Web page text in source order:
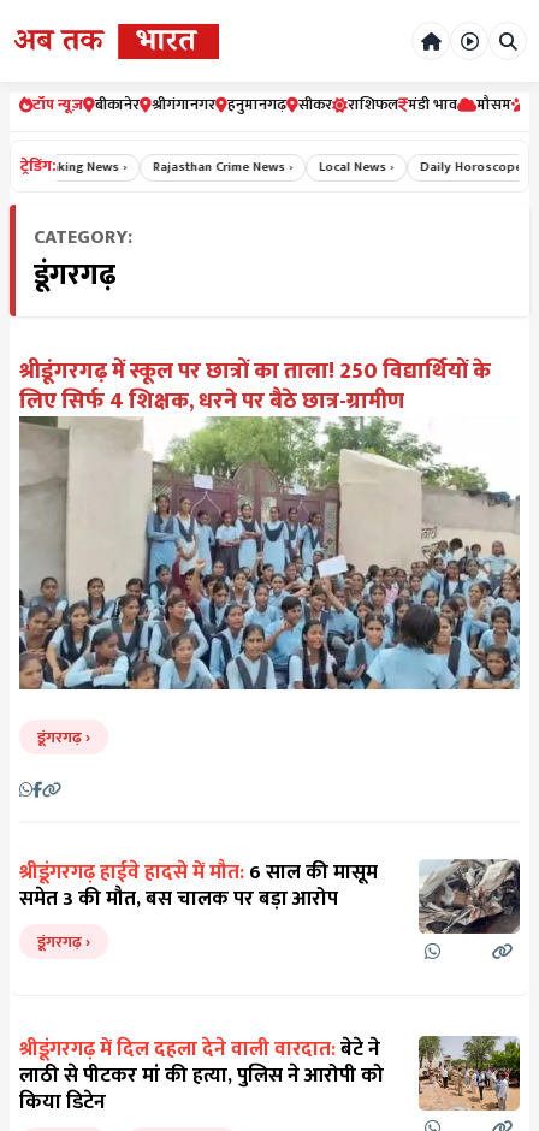
टॉप न्यूज़ बीकानेर श्रीगंगानगर हनुमानगढ़ सीकर राशिफल मंडी भाव मौसम
ट्रेडिंग:
Breaking News › Rajasthan Crime News › Local News › Daily Horoscope
CATEGORY:
डूंगरगढ़
श्रीडूंगरगढ़ में स्कूल पर छात्रों का ताला! 250 विद्यार्थियों के
लिए सिर्फ 4 शिक्षक, धरने पर बैठे छात्र-ग्रामीण
डूंगरगढ़
श्रीडूंगरगढ़ हाईवे हादसे में मौत:6 साल की मासूम
समेत 3 की मौत, बस चालक पर बड़ा आरोप
डूंगरगढ़
श्रीडूंगरगढ़ में दिल दहला देने वाली वारदात:बेटे ने
लाठी से पीटकर मां की हत्या, पुलिस ने आरोपी को
किया डिटेन